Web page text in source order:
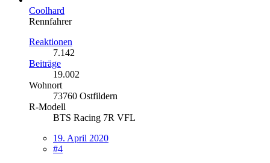
Coolhard
Rennfahrer
Reaktionen
7.142
Beiträge
19.002
Wohnort
73760 Ostfildern
R-Modell
BTS Racing 7R VFL
19. April 2020
#4